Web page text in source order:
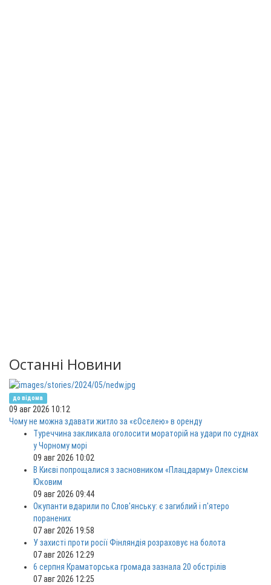
Останні Новини
до відома
09 авг 2026 10:12
Чому не можна здавати житло за «єОселею» в оренду
Туреччина закликала оголосити мораторій на удари по суднах
у Чорному морі
09 авг 2026 10:02
В Києві попрощалися з засновником «Плацдарму» Олексієм
Юковим
09 авг 2026 09:44
Окупанти вдарили по Слов'янську: є загиблий і п'ятеро
поранених
07 авг 2026 19:58
У захисті проти росії Фінляндія розраховує на болота
07 авг 2026 12:29
6 серпня Краматорська громада зазнала 20 обстрілів
07 авг 2026 12:25